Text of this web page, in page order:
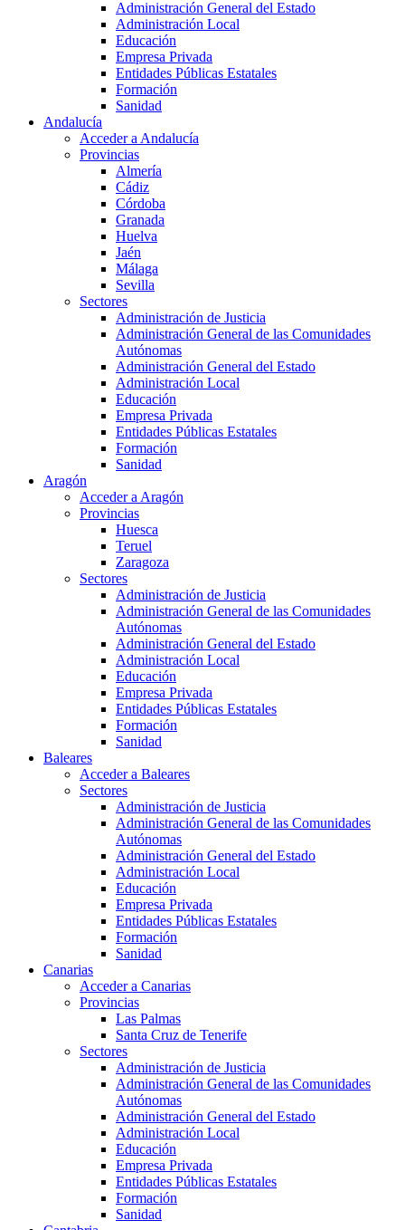
Administración General del Estado
Administración Local
Educación
Empresa Privada
Entidades Públicas Estatales
Formación
Sanidad
Andalucía
Acceder a Andalucía
Provincias
Almería
Cádiz
Córdoba
Granada
Huelva
Jaén
Málaga
Sevilla
Sectores
Administración de Justicia
Administración General de las Comunidades
Autónomas
Administración General del Estado
Administración Local
Educación
Empresa Privada
Entidades Públicas Estatales
Formación
Sanidad
Aragón
Acceder a Aragón
Provincias
Huesca
Teruel
Zaragoza
Sectores
Administración de Justicia
Administración General de las Comunidades
Autónomas
Administración General del Estado
Administración Local
Educación
Empresa Privada
Entidades Públicas Estatales
Formación
Sanidad
Baleares
Acceder a Baleares
Sectores
Administración de Justicia
Administración General de las Comunidades
Autónomas
Administración General del Estado
Administración Local
Educación
Empresa Privada
Entidades Públicas Estatales
Formación
Sanidad
Canarias
Acceder a Canarias
Provincias
Las Palmas
Santa Cruz de Tenerife
Sectores
Administración de Justicia
Administración General de las Comunidades
Autónomas
Administración General del Estado
Administración Local
Educación
Empresa Privada
Entidades Públicas Estatales
Formación
Sanidad